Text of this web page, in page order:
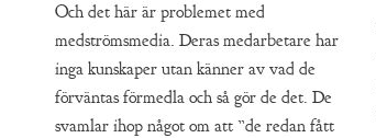
Och det här är problemet med
medströmsmedia. Deras medarbetare har
inga kunskaper utan känner av vad de
förväntas förmedla och så gör de det. De
svamlar ihop något om att ”de redan fått